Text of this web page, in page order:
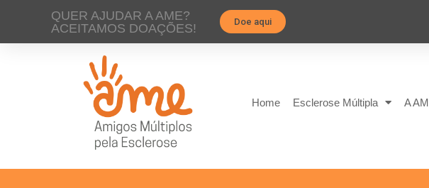
QUER AJUDAR A AME?
ACEITAMOS DOAÇÕES!
Doe aqui
Home Esclerose Múltipla A